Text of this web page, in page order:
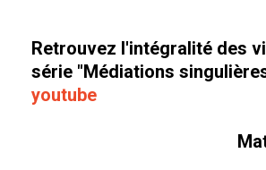
Retrouvez l'intégralité des
série "Médiations
youtube